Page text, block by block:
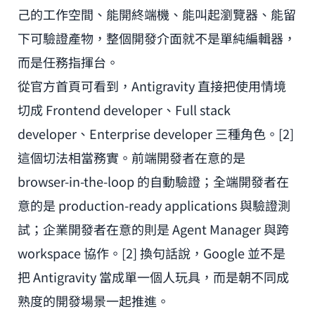
己的工作空間、能開終端機、能叫起瀏覽器、能留
下可驗證產物，整個開發介面就不是單純編輯器，
而是任務指揮台。
從官方首頁可看到，Antigravity 直接把使用情境
切成 Frontend developer、Full stack
developer、Enterprise developer 三種角色。[2]
這個切法相當務實。前端開發者在意的是
browser-in-the-loop 的自動驗證；全端開發者在
意的是 production-ready applications 與驗證測
試；企業開發者在意的則是 Agent Manager 與跨
workspace 協作。[2] 換句話說，Google 並不是
把 Antigravity 當成單一個人玩具，而是朝不同成
熟度的開發場景一起推進。